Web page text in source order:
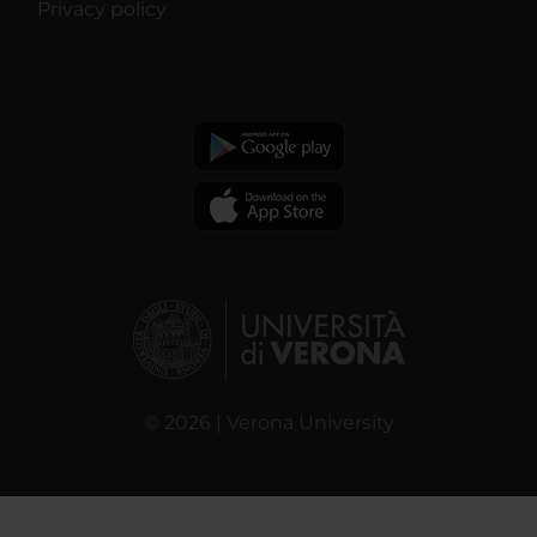
Privacy policy
© 2026 | Verona University